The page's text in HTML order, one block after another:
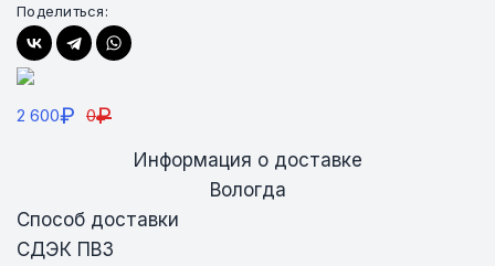
Поделиться:
2 600₽ 0₽
Информация о доставке
Вологда
Способ доставки
СДЭК ПВЗ